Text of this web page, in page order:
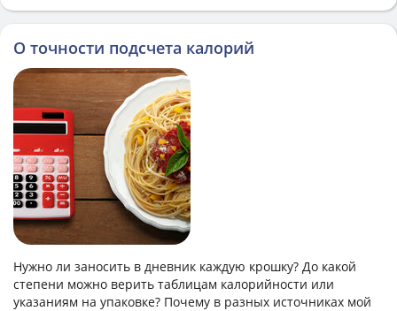
О точности подсчета калорий
Нужно ли заносить в дневник каждую крошку? До какой
степени можно верить таблицам калорийности или
указаниям на упаковке? Почему в разных источниках мой